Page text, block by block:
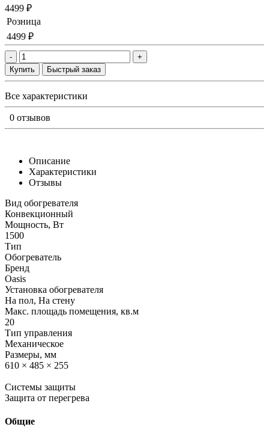
4499 ₽
Розница
4499 ₽
-
+
Купить
Быстрый заказ
Все характеристики
0 отзывов
Описание
Характеристики
Отзывы
Вид обогревателя
Конвекционный
Мощность, Вт
1500
Тип
Обогреватель
Бренд
Oasis
Установка обогревателя
На пол, На стену
Макс. площадь помещения, кв.м
20
Тип управления
Механическое
Размеры, мм
610 × 485 × 255
Системы защиты
Защита от перегрева
Общие